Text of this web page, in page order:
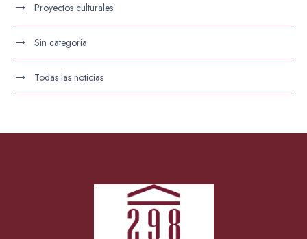
Proyectos culturales
Sin categoría
Todas las noticias